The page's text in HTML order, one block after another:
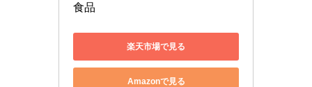
食品
楽天市場で見る
Amazonで見る